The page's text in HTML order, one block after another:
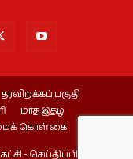
தரவிறக்கப் பகுதி
மாத இதழ்
கொள்கை
- செய்திப்பிரிவு